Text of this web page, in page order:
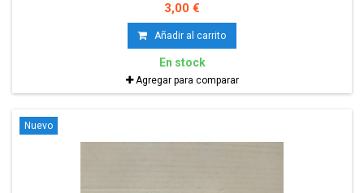
3,00 €
Añadir al carrito
En stock
Agregar para comparar
Nuevo